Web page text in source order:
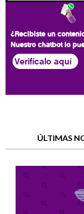
¿Recibiste un
Nuestro chatbot lo
Verifícalo aquí
ÚLTIMAS